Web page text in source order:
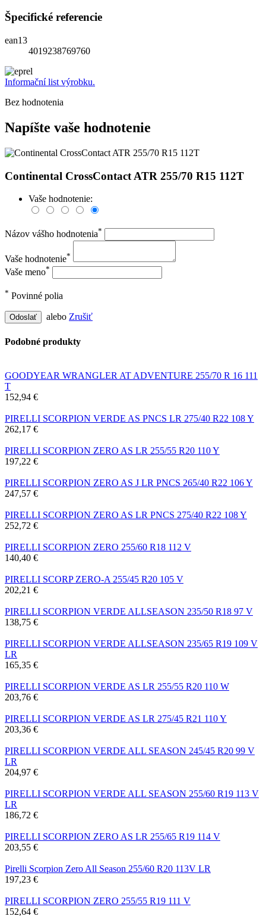
Špecifické referencie
ean13
4019238769760
Informační list výrobku.
Bez hodnotenia
Napíšte vaše hodnotenie
Continental CrossContact ATR 255/70 R15 112T
Vaše hodnotenie:
Názov vášho hodnotenia*
Vaše hodnotenie*
Vaše meno*
* Povinné polia
Odoslať alebo Zrušiť
Podobné produkty
GOODYEAR WRANGLER AT ADVENTURE 255/70 R 16 111
T
152,94 €
PIRELLI SCORPION VERDE AS PNCS LR 275/40 R22 108 Y
262,17 €
PIRELLI SCORPION ZERO AS LR 255/55 R20 110 Y
197,22 €
PIRELLI SCORPION ZERO AS J LR PNCS 265/40 R22 106 Y
247,57 €
PIRELLI SCORPION ZERO AS LR PNCS 275/40 R22 108 Y
252,72 €
PIRELLI SCORPION ZERO 255/60 R18 112 V
140,40 €
PIRELLI SCORP ZERO-A 255/45 R20 105 V
202,21 €
PIRELLI SCORPION VERDE ALLSEASON 235/50 R18 97 V
138,75 €
PIRELLI SCORPION VERDE ALLSEASON 235/65 R19 109 V
LR
165,35 €
PIRELLI SCORPION VERDE AS LR 255/55 R20 110 W
203,76 €
PIRELLI SCORPION VERDE AS LR 275/45 R21 110 Y
203,36 €
PIRELLI SCORPION VERDE ALL SEASON 245/45 R20 99 V
LR
204,97 €
PIRELLI SCORPION VERDE ALL SEASON 255/60 R19 113 V
LR
186,72 €
PIRELLI SCORPION ZERO AS LR 255/65 R19 114 V
203,55 €
Pirelli Scorpion Zero All Season 255/60 R20 113V LR
197,23 €
PIRELLI SCORPION ZERO 255/55 R19 111 V
152,64 €